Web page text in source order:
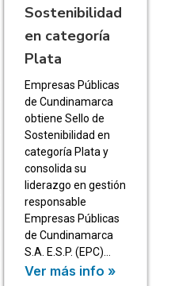
Sostenibilidad
en categoría
Plata
Empresas Públicas
de Cundinamarca
obtiene Sello de
Sostenibilidad en
categoría Plata y
consolida su
liderazgo en gestión
responsable
Empresas Públicas
de Cundinamarca
S.A. E.S.P. (EPC)…
Ver más info »